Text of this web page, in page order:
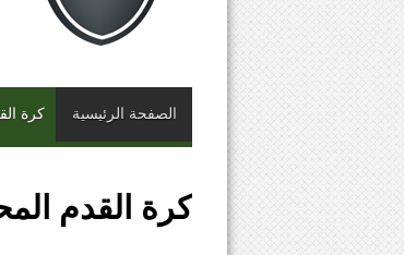
الصفحة الرئيسية كرة
كرة القدم